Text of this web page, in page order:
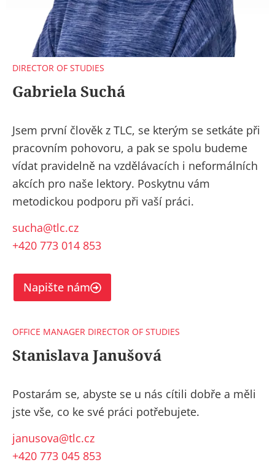
DIRECTOR OF STUDIES
Gabriela Suchá
Jsem první člověk z TLC, se kterým se setkáte při
pracovním pohovoru, a pak se spolu budeme
vídat pravidelně na vzdělávacích i neformálních
akcích pro naše lektory. Poskytnu vám
metodickou podporu při vaší práci.
sucha@tlc.cz
+420 773 014 853
Napište nám
OFFICE MANAGER DIRECTOR OF STUDIES
Stanislava Janušová
Postarám se, abyste se u nás cítili dobře a měli
jste vše, co ke své práci potřebujete.
janusova@tlc.cz
+420 773 045 853